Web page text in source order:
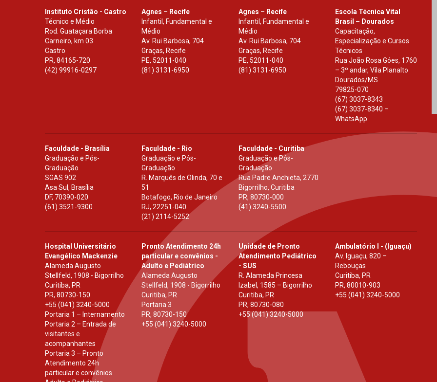
Instituto Cristão - Castro
Técnico e Médio
Rod. Guataçara Borba
Carneiro, km 03
Castro
PR, 84165-720
(42) 99916-0297
Agnes – Recife
Infantil, Fundamental e
Médio
Av. Rui Barbosa, 704
Graças, Recife
PE, 52011-040
(81) 3131-6950
Agnes – Recife
Infantil, Fundamental e
Médio
Av. Rui Barbosa, 704
Graças, Recife
PE, 52011-040
(81) 3131-6950
Escola Técnica Vital
Brasil – Dourados
Capacitação,
Especialização e Cursos
Técnicos
Rua João Rosa Góes, 1760
– 3º andar, Vila Planalto
Dourados/MS
79825-070
(67) 3037-8343
(67) 3037-8340 –
WhatsApp
Faculdade - Brasília
Graduação e Pós-
Graduação
SGAS 902
Asa Sul, Brasília
DF, 70390-020
(61) 3521-9300
Faculdade - Rio
Graduação e Pós-
Graduação
R. Marquês de Olinda, 70 e
51
Botafogo, Rio de Janeiro
RJ,22251-040
(21) 2114-5252
Faculdade - Curitiba
Graduação e Pós-
Graduação
Rua Padre Anchieta, 2770
Bigorrilho, Curitiba
PR, 80730-000
(41) 3240-5500
Hospital Universitário
Evangélico Mackenzie
Alameda Augusto
Stellfeld, 1908 - Bigorrilho
Curitiba, PR
PR, 80730-150
+55 (041) 3240-5000
Portaria 1 – Internamento
Portaria 2 – Entrada de
visitantes e
acompanhantes
Portaria 3 – Pronto
Atendimento 24h
particular e convênios
Pronto Atendimento 24h
particular e convênios -
Adulto e Pediátrico
Alameda Augusto
Stellfeld, 1908 - Bigorrilho
Curitiba, PR
Portaria 3
PR,80730-150
+55 (041) 3240-5000
Unidade de Pronto
Atendimento Pediátrico
- SUS
R. Alameda Princesa
Izabel, 1585 – Bigorrilho
Curitiba, PR
PR, 80730-080
+55 (041) 3240-5000
Ambulatório I - (Iguaçu)
Av. Iguaçu, 820 –
Rebouças
Curitiba, PR
PR, 80010-903
+55 (041) 3240-5000